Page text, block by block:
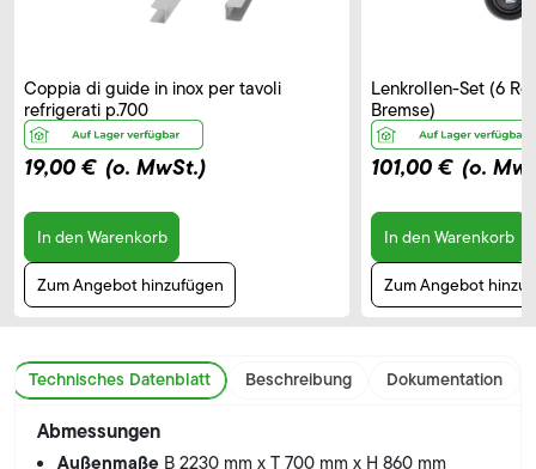
Coppia di guide in inox per tavoli
refrigerati p.700
19,00 € (o. MwSt.)
In den Warenkorb
Zum Angebot hinzufügen
Lenkrollen-Set (6
Bremse)
101,00 € (o.
In den Warenkorb
Zum Angebot
Technisches Datenblatt Beschreibung Dokumentation
Abmessungen
Außenmaße B 2230 mm x T 700 mm x H 860 mm